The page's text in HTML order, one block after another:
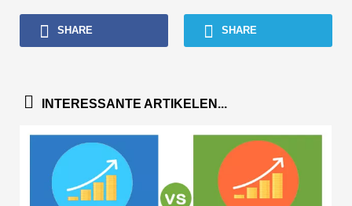
SHARE SHARE
INTERESSANTE ARTIKELEN...